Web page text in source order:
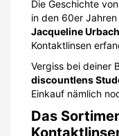
Die Geschichte von
in den 60er
Jacqueline Urbach
Kontaktlinsen
Vergiss bei deiner
discountlens
Einkauf nämlich
Das